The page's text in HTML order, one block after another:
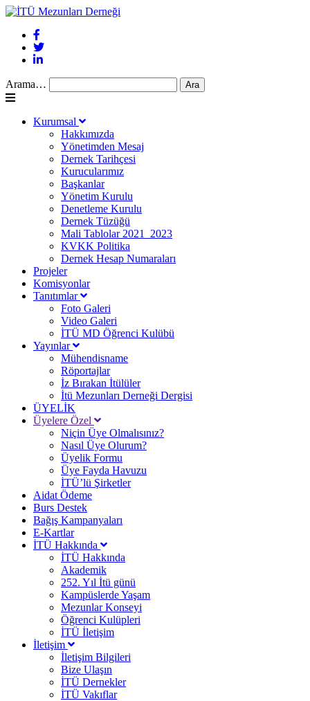
Arama…
Kurumsal
Hakkımızda
Yönetimden Mesaj
Dernek Tarihçesi
Kurucularımız
Başkanlar
Yönetim Kurulu
Denetleme Kurulu
Dernek Tüzüğü
Mali Tablolar 2021_2023
KVKK Politika
Dernek Hesap Numaraları
Projeler
Komisyonlar
Tanıtımlar
Foto Galeri
Video Galeri
İTÜ MD Öğrenci Kulübü
Yayınlar
Mühendisname
Röportajlar
İz Bırakan İtülüler
İtü Mezunları Derneği Dergisi
ÜYELİK
Üyelere Özel
Niçin Üye Olmalısınız?
Nasıl Üye Olurum?
Üyelik Formu
Üye Fayda Havuzu
İTÜ’lü Şirketler
Aidat Ödeme
Burs Destek
Bağış Kampanyaları
E-Kartlar
İTÜ Hakkında
İTÜ Hakkında
Akademik
252. Yıl İtü günü
Kampüslerde Yaşam
Mezunlar Konseyi
Öğrenci Kulüpleri
İTÜ İletişim
İletişim
İletişim Bilgileri
Bize Ulaşın
İTÜ Dernekler
İTÜ Vakıflar